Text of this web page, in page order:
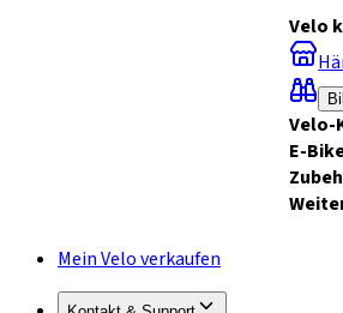
Velo
Velo-
E-
Mein Velo verkaufen